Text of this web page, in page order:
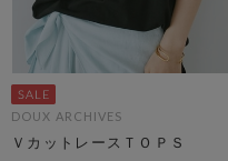
DOUX ARCHIVES
ＶカットレースＴＯＰＳ